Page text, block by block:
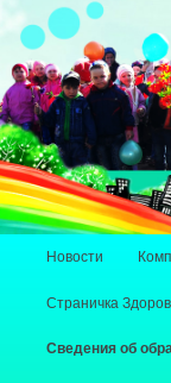
Перейти к
Перейти к
Новости
Страничка
Сведения об